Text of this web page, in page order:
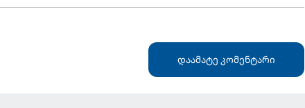
დაამატე კომენტარი